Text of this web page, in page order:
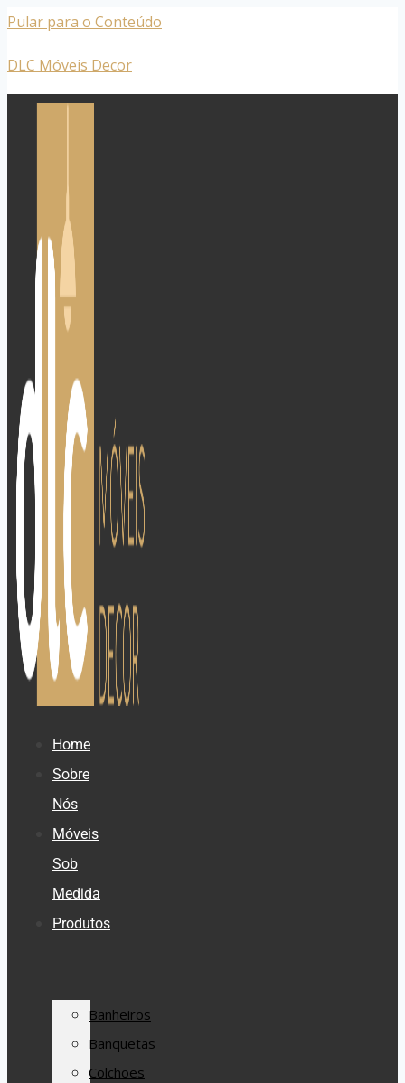
Pular para o Conteúdo
DLC Móveis Decor
Home
Sobre
Nós
Móveis
Sob
Medida
Produtos
Banheiros
Banquetas
Colchões